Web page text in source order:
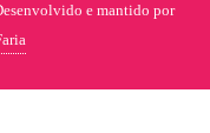
e mantido por